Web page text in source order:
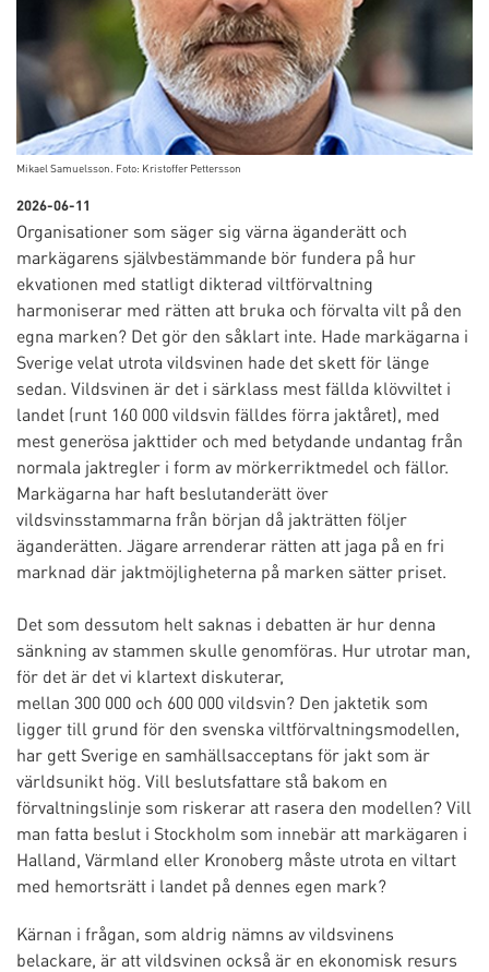
Mikael Samuelsson. Foto: Kristoffer Pettersson
2026-06-11
Organisationer som säger sig värna äganderätt och
markägarens självbestämmande bör fundera på hur
ekvationen med statligt dikterad viltförvaltning
harmoniserar med rätten att bruka och förvalta vilt på den
egna marken? Det gör den såklart inte. Hade markägarna i
Sverige velat utrota vildsvinen hade det skett för länge
sedan. Vildsvinen är det i särklass mest fällda klövviltet i
landet (runt 160 000 vildsvin fälldes förra jaktåret), med
mest generösa jakttider och med betydande undantag från
normala jaktregler i form av mörkerriktmedel och fällor.
Markägarna har haft beslutanderätt över
vildsvinsstammarna från början då jakträtten följer
äganderätten. Jägare arrenderar rätten att jaga på en fri
marknad där jaktmöjligheterna på marken sätter priset.
Det som dessutom helt saknas i debatten är hur denna
sänkning av stammen skulle genomföras. Hur utrotar man,
för det är det vi klartext diskuterar,
mellan 300 000 och 600 000 vildsvin? Den jaktetik som
ligger till grund för den svenska viltförvaltningsmodellen,
har gett Sverige en samhällsacceptans för jakt som är
världsunikt hög. Vill beslutsfattare stå bakom en
förvaltningslinje som riskerar att rasera den modellen? Vill
man fatta beslut i Stockholm som innebär att markägaren i
Halland, Värmland eller Kronoberg måste utrota en viltart
med hemortsrätt i landet på dennes egen mark?
Kärnan i frågan, som aldrig nämns av vildsvinens
belackare, är att vildsvinen också är en ekonomisk resurs